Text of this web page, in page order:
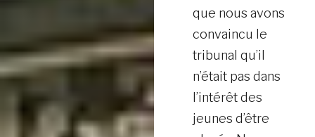
que nous avons
convaincu le
tribunal qu’il
n’était pas dans
l’intérêt des
jeunes d’être